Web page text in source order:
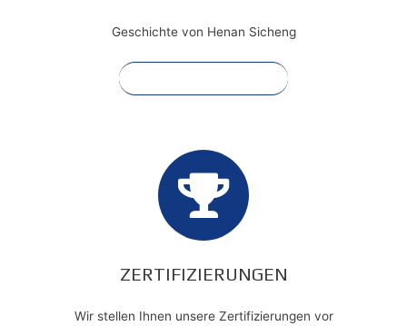
Geschichte von Henan Sicheng
ZERTIFIZIERUNGEN
Wir stellen Ihnen unsere Zertifizierungen vor